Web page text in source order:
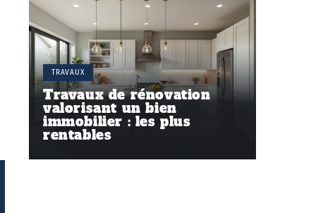
TRAVAUX
Travaux de rénovation
valorisant un bien
immobilier : les plus
rentables